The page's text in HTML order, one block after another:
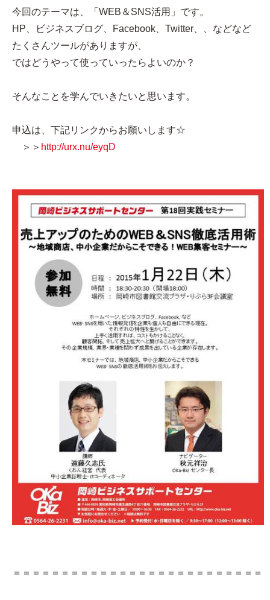
今回のテーマは、「WEB＆SNS活用」です。
HP、ビジネスブログ、Facebook、Twitter、、などなど
たくさんツールがありますが、
ではどうやって使っていったらよいのか？
そんなことを学んでいきたいと思います。
申込は、下記リンクからお願いします☆
＞＞ http://urx.nu/eyqD
＝＝＝＝＝＝＝＝＝＝＝＝＝＝＝＝＝＝＝＝＝＝＝＝＝＝